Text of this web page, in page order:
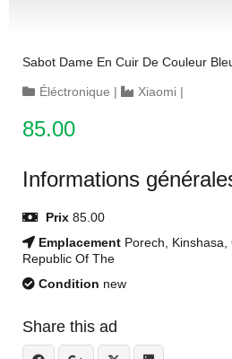
Sabot Dame En Cuir De Couleur
Éléctronique | Xiaomi |
85.00
Informations
Prix 85.00
Emplacement Porech,
Republic Of The
Condition new
Share this ad